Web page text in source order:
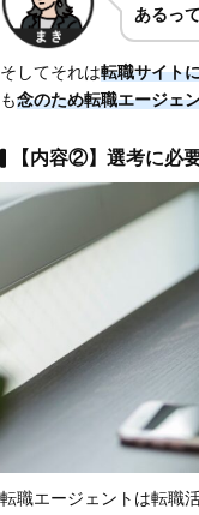
あるっ
そしてそれは転職サイト
も念のため転職エージェ
【内容②】選考に必
転職エージェントは転職